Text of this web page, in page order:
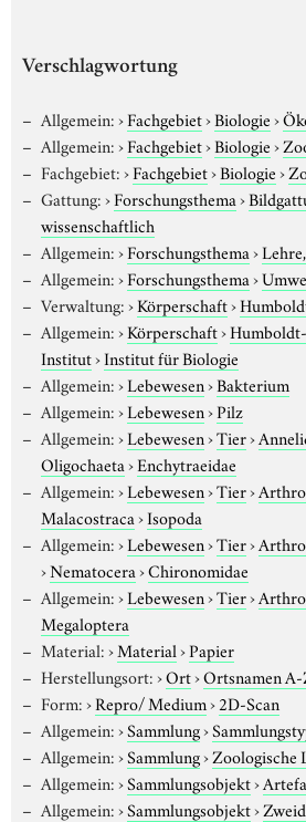
Verschlagwortung
Allgemein:›Fachgebiet›Biologie›
Allgemein:›Fachgebiet›Biologie›
Fachgebiet:›Fachgebiet›Biologie›
Gattung:›Forschungsthema›
wissenschaftlich
Allgemein:›Forschungsthema›
Allgemein:›Forschungsthema›
Verwaltung:›Körperschaft›
Allgemein:›Körperschaft›
Institut›Institut für Biologie
Allgemein:›Lebewesen›Bakterium
Allgemein:›Lebewesen›Pilz
Allgemein:›Lebewesen›Tier›
Oligochaeta›Enchytraeidae
Allgemein:›Lebewesen›Tier›
Malacostraca›Isopoda
Allgemein:›Lebewesen›Tier›
›Nematocera›Chironomidae
Allgemein:›Lebewesen›Tier›
Megaloptera
Material:›Material›Papier
Herstellungsort:›Ort›Ortsnamen
Form:›Repro/ Medium›2D-Scan
Allgemein:›Sammlung›
Allgemein:›Sammlung›Zoologische
Allgemein:›Sammlungsobjekt›
Allgemein:›Sammlungsobjekt›